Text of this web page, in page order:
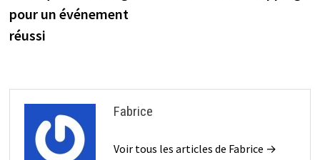
pour un événement
réussi
Fabrice
Voir tous les articles de Fabrice →